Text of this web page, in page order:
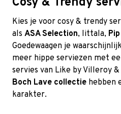
Kies je voor cosy & trendy
als ASA Selection, Iittala,
Goedewaagen je
meer hippe serviezen met
servies van Like by Villeroy &
Boch Lave collectie hebben
karakter.